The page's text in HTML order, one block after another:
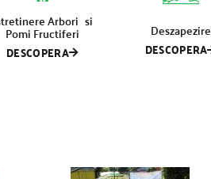
Arbori si
Pomi Fructiferi
DESCOPERA
Deszapezire
DESCOPERA